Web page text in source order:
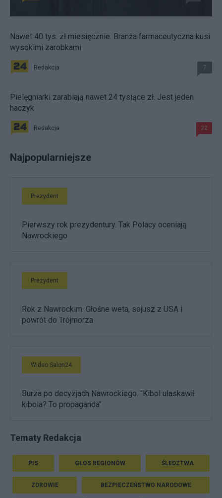
Nawet 40 tys. zł miesięcznie. Branża farmaceutyczna kusi
wysokimi zarobkami
Redakcja 7
Pielęgniarki zarabiają nawet 24 tysiące zł. Jest jeden
haczyk
Redakcja 22
Najpopularniejsze
Prezydent
Pierwszy rok prezydentury. Tak Polacy oceniają
Nawrockiego
Prezydent
Rok z Nawrockim. Głośne weta, sojusz z USA i
powrót do Trójmorza
Wideo Salon24
Burza po decyzjach Nawrockiego. "Kibol ułaskawił
kibola? To propaganda"
Tematy Redakcja
PIS GŁOS REGIONÓW ŚLEDZTWA
ZDROWIE BEZPIECZEŃSTWO NARODOWE